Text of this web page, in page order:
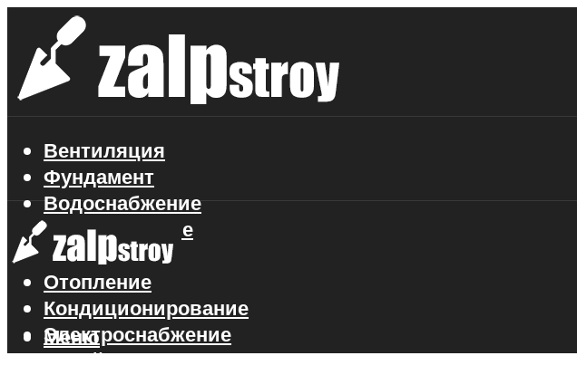
Вентиляция
Фундамент
Водоснабжение
Газоснабжение
Канализация
Отопление
Кондиционирование
Электроснабжение
Стройматериалы
Меню